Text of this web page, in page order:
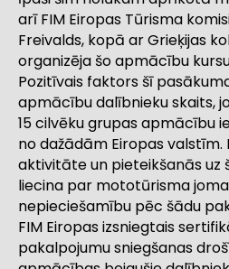
arī FIM Eiropas Tūrisma
Freivalds, kopā ar Grieķijas
organizēja šo apmācību
Pozitīvais faktors šī
apmācību dalībnieku skaits,
15 cilvēku grupas apmācību
no dažādām Eiropas valstīm.
aktivitāte un pieteikšanās
liecina par mototūrisma
nepieciešamību pēc šādu
FIM Eiropas izsniegtais
pakalpojumu sniegšanas